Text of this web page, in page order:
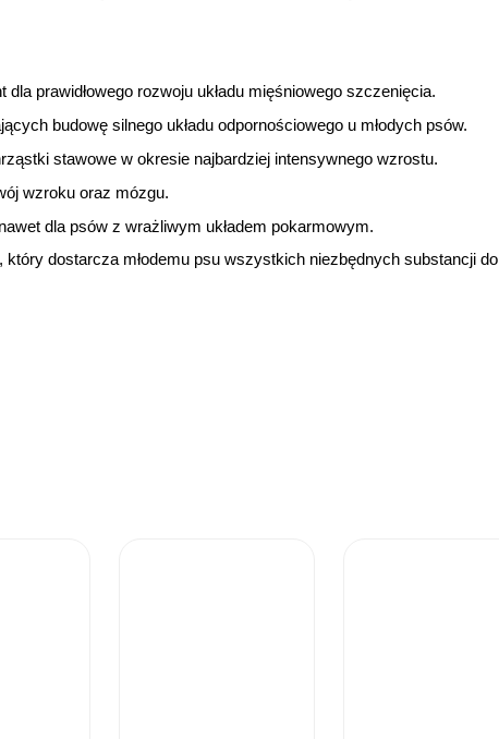
prawidłowego rozwoju układu mięśniowego szczenięcia.
budowę silnego układu odpornościowego u młodych psów.
stawowe w okresie najbardziej intensywnego wzrostu.
wzroku oraz mózgu.
dla psów z wrażliwym układem pokarmowym.
który dostarcza młodemu psu wszystkich niezbędnych substancji do